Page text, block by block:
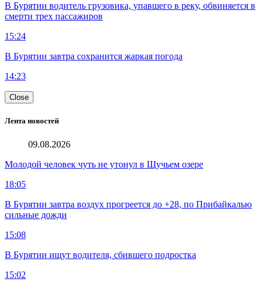
В Бурятии водитель грузовика, упавшего в реку, обвиняется в
смерти трех пассажиров
15:24
В Бурятии завтра сохранится жаркая погода
14:23
Close
Лента новостей
09.08.2026
Молодой человек чуть не утонул в Щучьем озере
18:05
В Бурятии завтра воздух прогреется до +28, по Прибайкалью
сильные дожди
15:08
В Бурятии ищут водителя, сбившего подростка
15:02